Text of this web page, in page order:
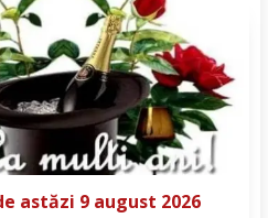
astăzi 9 august 2026